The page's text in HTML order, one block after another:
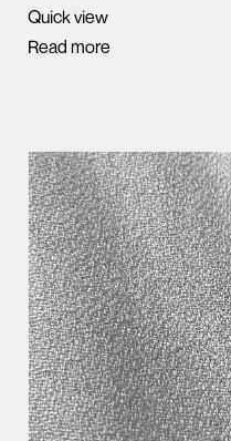
Quick view
Read more